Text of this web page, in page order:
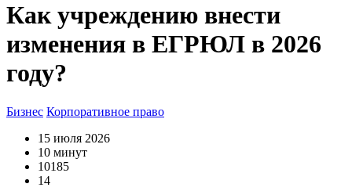
Как учреждению внести
изменения в ЕГРЮЛ в 2026
году?
Бизнес Корпоративное право
15 июля 2026
10 минут
10185
14